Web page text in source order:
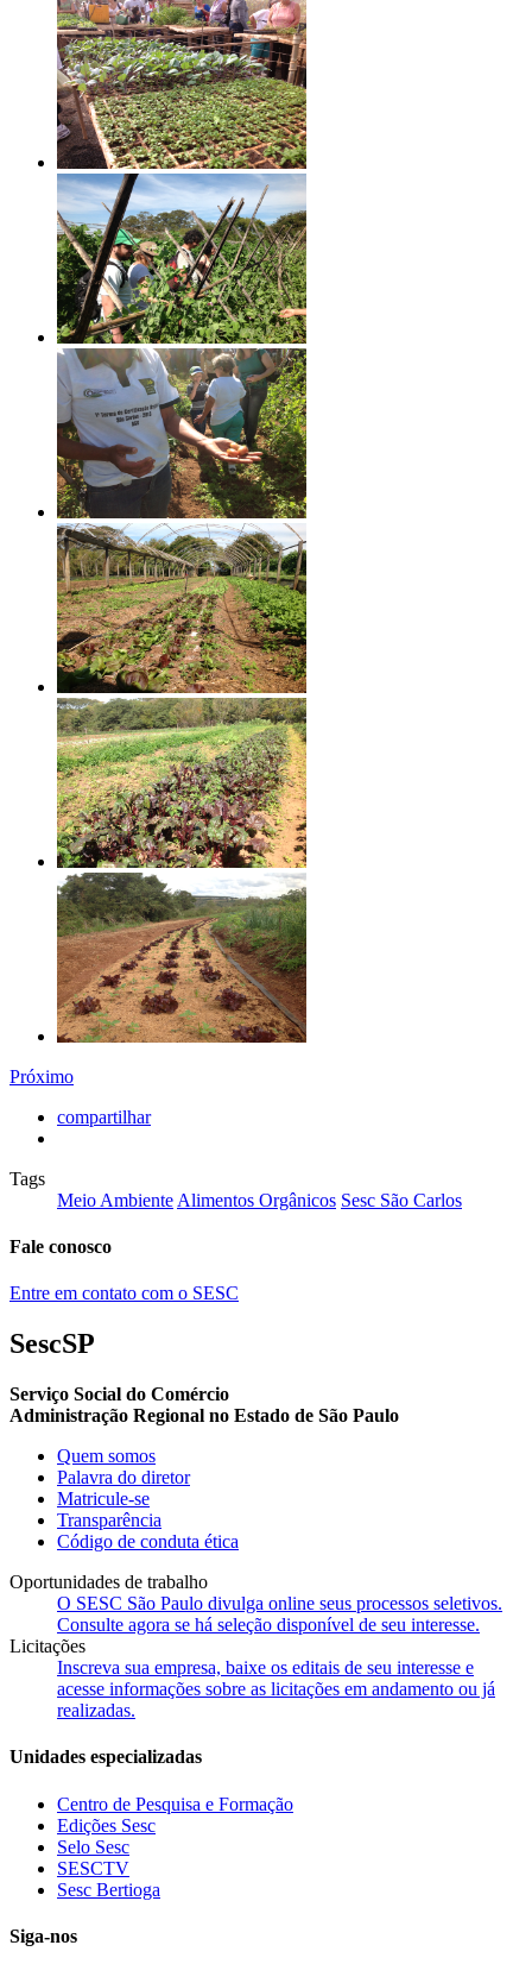
Próximo
compartilhar
Tags
Meio Ambiente Alimentos Orgânicos Sesc São Carlos
Fale conosco
Entre em contato com o SESC
SescSP
Serviço Social do Comércio
Administração Regional no Estado de São Paulo
Quem somos
Palavra do diretor
Matricule-se
Transparência
Código de conduta ética
Oportunidades de trabalho
O SESC São Paulo divulga online seus processos seletivos.
Consulte agora se há seleção disponível de seu interesse.
Licitações
Inscreva sua empresa, baixe os editais de seu interesse e
acesse informações sobre as licitações em andamento ou já
realizadas.
Unidades especializadas
Centro de Pesquisa e Formação
Edições Sesc
Selo Sesc
SESCTV
Sesc Bertioga
Siga-nos